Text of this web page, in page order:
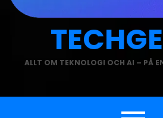
ALLT OM TEKNOLOGI OCH AI – PÅ